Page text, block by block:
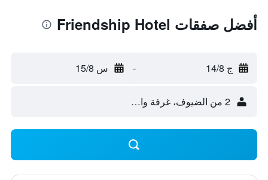
أفضل صفقات Friendship Hotel
ج 14/8 - س 15/8
2 من الضيوف، غرفة واحدة